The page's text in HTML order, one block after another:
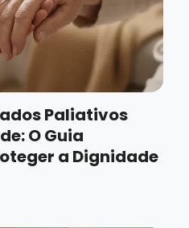
Paliativos
O Guia
a Dignidade